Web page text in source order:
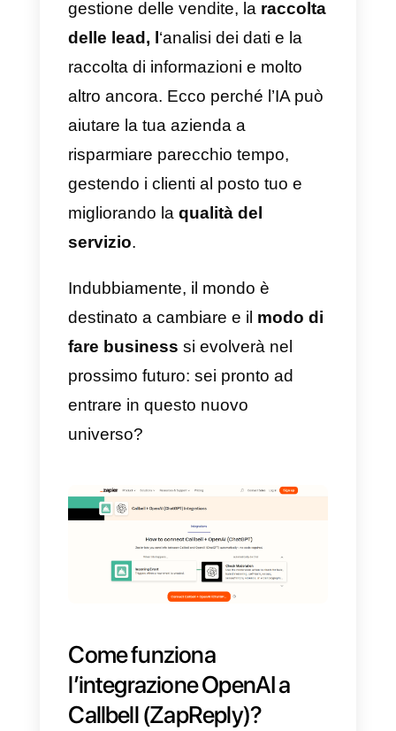
f) Intelligenza artificiale e
automazioni integrate
In che modo l’IA può
aiutarti nella tua attività?
apparsa sul mercato negli ultimi
mesi, che rappresenta un
passo in avanti nell’ambiente
penseranno che questo sia un
fattore negativo, altri sanno molto